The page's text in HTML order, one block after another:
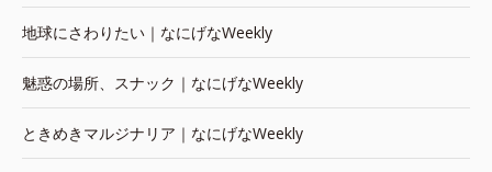
地球にさわりたい｜なにげなWeekly
魅惑の場所、スナック｜なにげなWeekly
ときめきマルジナリア｜なにげなWeekly